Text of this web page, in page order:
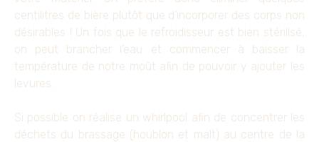
centilitres de bière plutôt que d’incorporer des corps non
désirables ! Un fois que le refroidisseur est bien stérilisé,
on peut brancher l’eau et commencer à baisser la
température de notre moût afin de pouvoir y ajouter les
levures.
Si possible on réalise un whirlpool afin de concentrer les
déchets du brassage (houblon et malt) au centre de la